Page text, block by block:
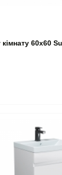
кімнату 60х60